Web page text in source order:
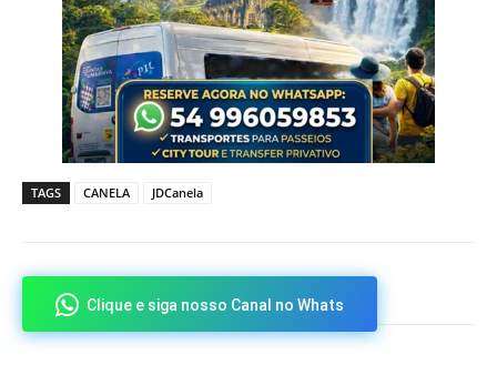
TAGS CANELA JDCanela
Clique e siga nosso Canal no Whats